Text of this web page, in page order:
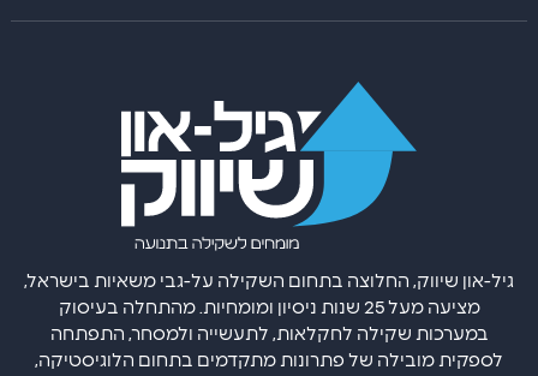
גיל-און שיווק, החלוצה בתחום השקילה על-גבי משאיות בישראל,
מציעה מעל 25 שנות ניסיון ומומחיות. מהתחלה בעיסוק
במערכות שקילה לחקלאות, לתעשייה ולמסחר, התפתחה
לספקית מובילה של פתרונות מתקדמים בתחום הלוגיסטיקה,